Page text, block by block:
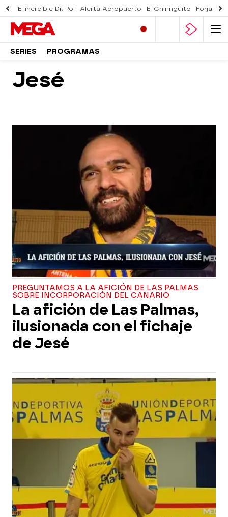
El increíble Dr. Pol Alerta Aeropuerto El Chiringuito Forjado
SERIES PROGRAMAS
Jesé
PREGUNTAMOS A LA AFICIÓN DE LAS PALMAS
SOBRE INCORPORACIÓN DEL CANARIO
La afición de Las Palmas,
ilusionada con el fichaje
de Jesé